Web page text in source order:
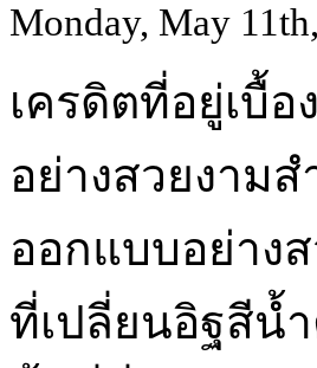
Monday, May
เครดิตที่อยู่เบื้
อย่างสวยงาม
ออกแบบอย่าง
ที่เปลี่ยนอิฐสีน้